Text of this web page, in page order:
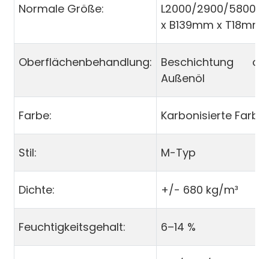
Normale Größe:
L2000/2900/
x B139mm x T18mm
Oberflächenbehandlung:
Beschichtung
Außenöl
Farbe: Karbonisierte Farbe
Stil: M-Typ
Dichte: +/- 680 kg/m³
Feuchtigkeitsgehalt: 6–14 %